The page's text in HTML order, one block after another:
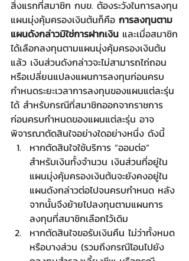
สิ่งแรกที่สมาชิก กบข. ต้องระวังในการลงทุน
แผนมุ่งคุ้มครองเงินต้นก็คือ การลงทุนตาม
แผนดังกล่าวมิใช่การฝากเงิน และเมื่อสมาชิก
ได้เลือกลงทุนตามแผนมุ่งคุ้มครองเงินต้น
แล้ว เงินส่วนดังกล่าวจะไม่สามารถไถ่ถอน
หรือเปลี่ยนแปลงแผนการลงทุนก่อนครบ
กำหนดระยะเวลาการลงทุนของแผนแต่ละรุ่น
ได้ สำหรับกรณีที่สมาชิกออกจากราชการ
ก่อนครบกำหนดของแผนแต่ละรุ่น อาจ
พิจารณาตัดสินใจอย่างใดอย่างหนึ่ง ดังนี้
หากตัดสินใจใช้บริการ “ออมต่อ”
สำหรับเงินทั้งจำนวน เงินส่วนที่อยู่ใน
แผนมุ่งคุ้มครองเงินต้นจะยังคงอยู่ใน
แผนดังกล่าวต่อไปจนครบกำหนด หลัง
จากนั้นจึงย้ายไปลงทุนตามแผนการ
ลงทุนที่สมาชิกเลือกไว้เดิม
หากตัดสินใจขอรับเงินคืน ไม่ว่าทั้งหมด
หรือบางส่วน (รวมถึงกรณีโอนไปยัง